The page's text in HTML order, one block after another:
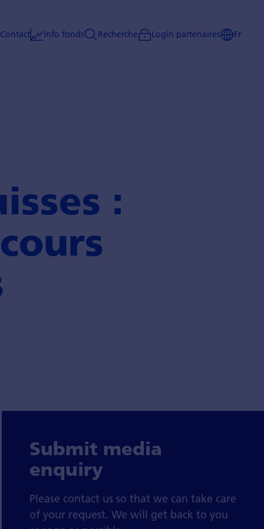
Contact Info fonds Recherche Login partenaires Fr
:
Submit media
enquiry
Please contact us so that we can take care
of your request. We will get back to you